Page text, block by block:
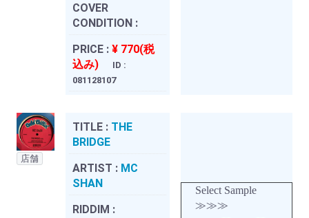
COVER
CONDITION :
PRICE : ¥ 770(税
込み)
ID :
081128107
店舗
TITLE : THE
BRIDGE
ARTIST : MC
SHAN
RIDDIM :
Select Sample
≫≫≫